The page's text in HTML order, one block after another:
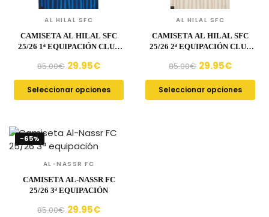
AL HILAL SFC
CAMISETA AL HILAL SFC
25/26 1ª EQUIPACIÓN CLUB
85.00€ 29.95€
Seleccionar opciones
AL HILAL SFC
CAMISETA AL HILAL SFC
25/26 2ª EQUIPACIÓN CLUB
85.00€ 29.95€
Seleccionar opciones
-65%
AL-NASSR FC
CAMISETA AL-NASSR FC
25/26 3ª EQUIPACIÓN
85.00€ 29.95€